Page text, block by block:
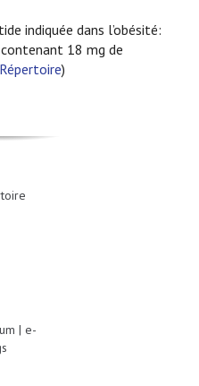
indiquée dans l’obésité:
18 mg de
Répertoire)
| e-